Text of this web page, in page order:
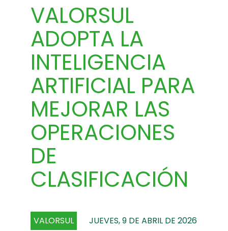
VALORSUL
ADOPTA LA
INTELIGENCIA
ARTIFICIAL PARA
MEJORAR LAS
OPERACIONES
DE
CLASIFICACIÓN
VALORSUL JUEVES, 9 DE ABRIL DE 2026